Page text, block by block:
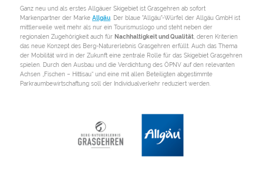
Ganz neu und als erstes Allgäuer Skigebiet ist Grasgehren ab sofort
Markenpartner der Marke Allgäu . Der blaue "Allgäu"-Würfel der Allgäu GmbH ist
mittlerweile weit mehr als nur ein Tourismuslogo und steht neben der
regionalen Zugehörigkeit auch für Nachhaltigkeit und Qualität , deren Kriterien
das neue Konzept des Berg-Naturerlebnis Grasgehren erfüllt. Auch das Thema
der Mobilität wird in der Zukunft eine zentrale Rolle für das Skigebiet Grasgehren
spielen. Durch den Ausbau und die Verdichtung des ÖPNV auf den relevanten
Achsen „Fischen – Hittisau“ und eine mit allen Beteiligten abgestimmte
Parkraumbewirtschaftung soll der Individualverkehr reduziert werden.